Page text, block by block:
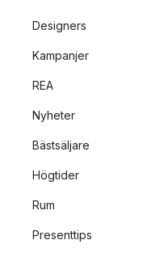
Designers
Kampanjer
REA
Nyheter
Bästsäljare
Högtider
Rum
Presenttips